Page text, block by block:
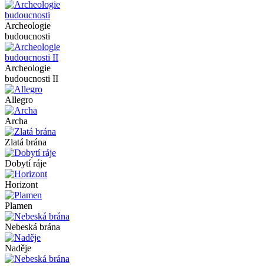
Archeologie
budoucnosti
Archeologie
budoucnosti II
Allegro
Archa
Zlatá brána
Dobytí ráje
Horizont
Plamen
Nebeská brána
Naděje